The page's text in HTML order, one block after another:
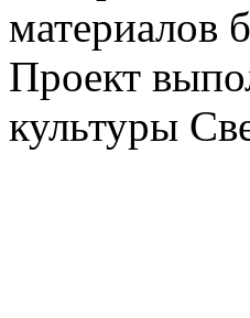
материалов
Проект
культуры